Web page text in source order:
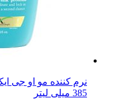
385 میلی لیتر